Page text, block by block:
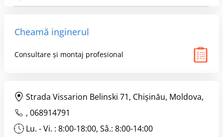
Cheamă inginerul
Consultare și montaj profesional
Strada Vissarion Belinski 71, Chişinău, Moldova,
, 068914791
Lu. - Vi. : 8:00-18:00, Sâ.: 8:00-14:00